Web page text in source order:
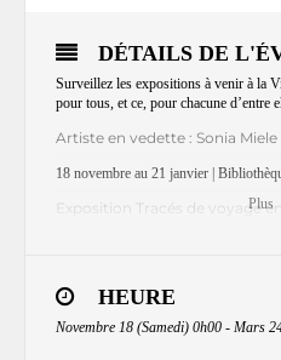
Plus
DÉTAILS DE
Surveillez les expositions à venir à la
pour tous, et ce, pour chacune d’entre
Artiste en vedette : Sonia Miele
18 novembre au 21 janvier |
Exposition Tracés de voyage
janvier
HEURE
Novembre 18 (Samedi) 0h00 - Mars